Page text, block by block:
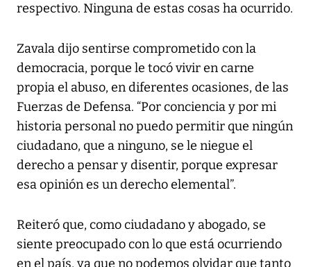
respectivo. Ninguna de estas cosas ha ocurrido.
Zavala dijo sentirse comprometido con la
democracia, porque le tocó vivir en carne
propia el abuso, en diferentes ocasiones, de las
Fuerzas de Defensa. “Por conciencia y por mi
historia personal no puedo permitir que ningún
ciudadano, que a ninguno, se le niegue el
derecho a pensar y disentir, porque expresar
esa opinión es un derecho elemental”.
Reiteró que, como ciudadano y abogado, se
siente preocupado con lo que está ocurriendo
en el país, ya que no podemos olvidar que tanto